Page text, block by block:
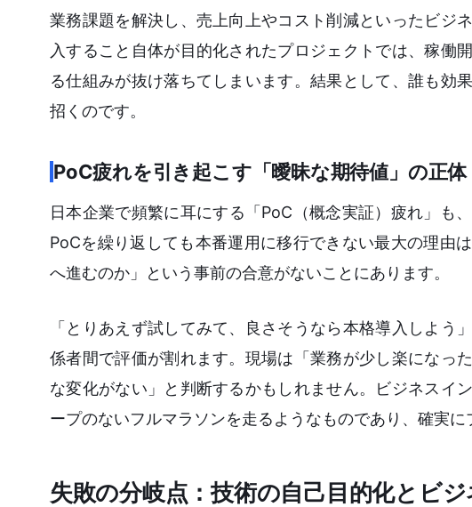
業務課題を解決し、売上向上やコスト削減といったビジ
入すること自体が目的化されたプロジェクトでは、稼働
る仕組みが抜け落ちてしまいます。結果として、誰も効
招くのです。
PoC疲れを引き起こす「曖昧な期待値」の正体
日本企業で頻繁に耳にする「PoC（概念実証）疲れ」も
PoCを繰り返しても本番運用に移行できない最大の理由
へ進むのか」という事前の合意がないことにあります。
「とりあえず試してみて、良さそうなら本格導入しよ
係者間で評価が割れます。現場は「業務が少し楽になっ
な変化がない」と判断するかもしれません。ビジネスイ
ープのないフルマラソンを走るようなものであり、確実に
失敗の分岐点：技術の自己目的化とビ